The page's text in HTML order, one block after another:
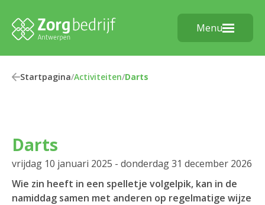
Menu
Startpagina/Activiteiten/Darts
Darts
vrijdag 10 januari 2025 - donderdag 31 december 2026
Wie zin heeft in een spelletje volgelpik, kan in de
namiddag samen met anderen op regelmatige wijze